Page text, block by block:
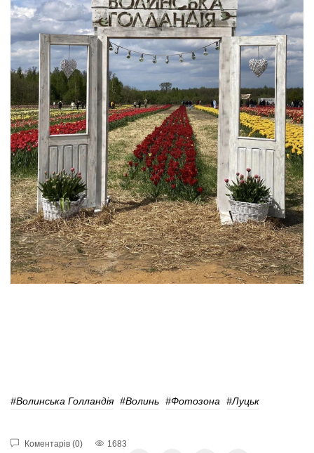
#Волинська Голландія #волинь #фотозона #Луцьк
Коментарів (0) 1683